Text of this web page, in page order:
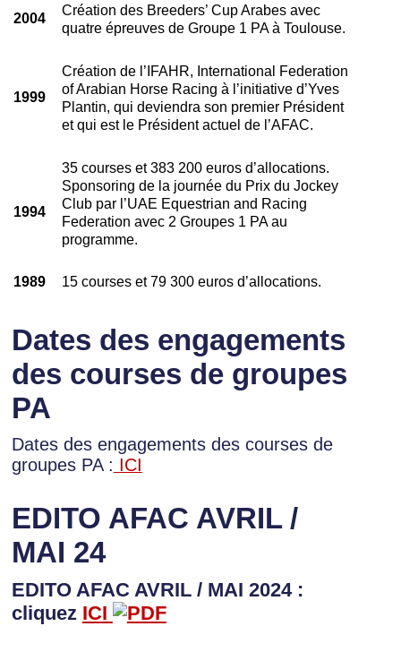
2004
Création des Breeders’ Cup Arabes avec
quatre épreuves de Groupe 1 PA à Toulouse.
1999
Création de l’IFAHR, International Federation
of Arabian Horse Racing à l’initiative d’Yves
Plantin, qui deviendra son premier Président
et qui est le Président actuel de l’AFAC.
1994
35 courses et 383 200 euros d’allocations.
Sponsoring de la journée du Prix du Jockey
Club par l’UAE Equestrian and Racing
Federation avec 2 Groupes 1 PA au
programme.
1989 15 courses et 79 300 euros d’allocations.
Dates des engagements
des courses de groupes
PA
Dates des engagements des courses de
groupes PA : ICI
EDITO AFAC AVRIL /
MAI 24
EDITO AFAC AVRIL / MAI 2024 :
cliquez ICI